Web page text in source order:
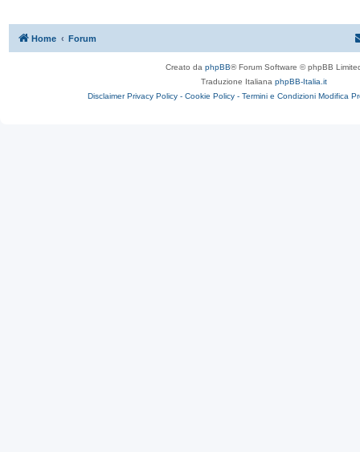
Home Forum
Creato da phpBB® Forum Software © phpBB
Traduzione Italiana phpBB-Italia.it
Disclaimer Privacy Policy - Cookie Policy - Termini e Condizioni Modifica